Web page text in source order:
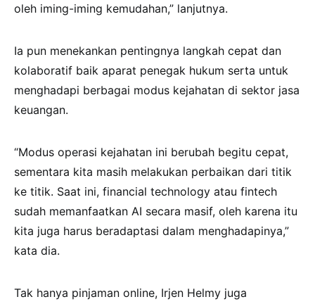
oleh iming-iming kemudahan,” lanjutnya.
Ia pun menekankan pentingnya langkah cepat dan
kolaboratif baik aparat penegak hukum serta untuk
menghadapi berbagai modus kejahatan di sektor jasa
keuangan.
“Modus operasi kejahatan ini berubah begitu cepat,
sementara kita masih melakukan perbaikan dari titik
ke titik. Saat ini, financial technology atau fintech
sudah memanfaatkan AI secara masif, oleh karena itu
kita juga harus beradaptasi dalam menghadapinya,”
kata dia.
Tak hanya pinjaman online, Irjen Helmy juga